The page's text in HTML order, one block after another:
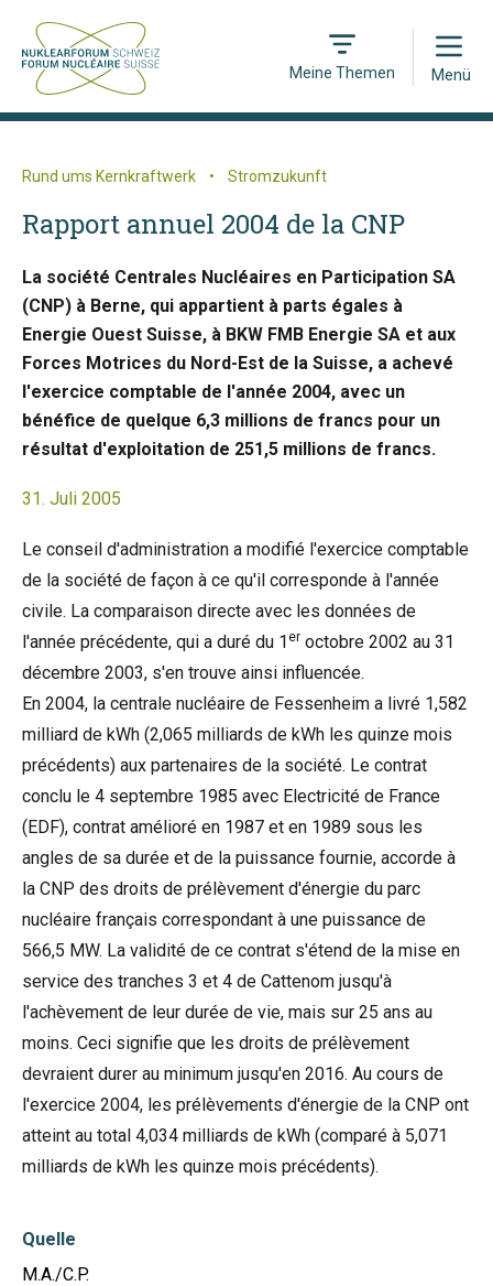
Meine Themen
Open
Menü
Rund ums Kernkraftwerk • Stromzukunft
Rapport annuel 2004 de la CNP
La société Centrales Nucléaires en Participation SA
(CNP) à Berne, qui appartient à parts égales à
Energie Ouest Suisse, à BKW FMB Energie SA et aux
Forces Motrices du Nord-Est de la Suisse, a achevé
l'exercice comptable de l'année 2004, avec un
bénéfice de quelque 6,3 millions de francs pour un
résultat d'exploitation de 251,5 millions de francs.
31. Juli 2005
Le conseil d'administration a modifié l'exercice comptable
de la société de façon à ce qu'il corresponde à l'année
civile. La comparaison directe avec les données de
l'année précédente, qui a duré du 1 er octobre 2002 au 31
décembre 2003, s'en trouve ainsi influencée.
En 2004, la centrale nucléaire de Fessenheim a livré 1,582
milliard de kWh (2,065 milliards de kWh les quinze mois
précédents) aux partenaires de la société. Le contrat
conclu le 4 septembre 1985 avec Electricité de France
(EDF), contrat amélioré en 1987 et en 1989 sous les
angles de sa durée et de la puissance fournie, accorde à
la CNP des droits de prélèvement d'énergie du parc
nucléaire français correspondant à une puissance de
566,5 MW. La validité de ce contrat s'étend de la mise en
service des tranches 3 et 4 de Cattenom jusqu'à
l'achèvement de leur durée de vie, mais sur 25 ans au
moins. Ceci signifie que les droits de prélèvement
devraient durer au minimum jusqu'en 2016. Au cours de
l'exercice 2004, les prélèvements d'énergie de la CNP ont
atteint au total 4,034 milliards de kWh (comparé à 5,071
milliards de kWh les quinze mois précédents).
Quelle
M.A./C.P.